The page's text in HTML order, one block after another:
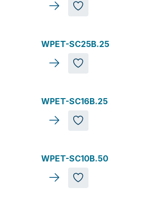
WPET-SC25B.25
WPET-SC16B.25
WPET-SC10B.50